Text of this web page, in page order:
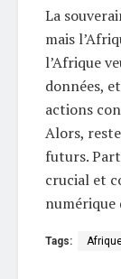
La
mais
l’Afrique
données,
actions
Alors,
futurs.
crucial et
numérique
Tags: